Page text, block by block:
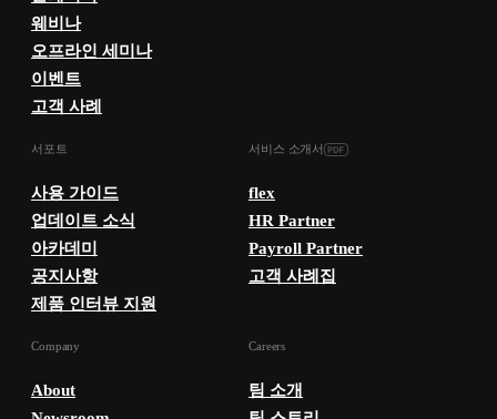
웨비나
오프라인 세미나
이벤트
고객 사례
서포트
사용 가이드
업데이트 소식
아카데미
공지사항
제품 인터뷰 지원
서비스 소개서
flex
HR Partner
Payroll Partner
고객 사례집
Company
About
Careers
팀 소개